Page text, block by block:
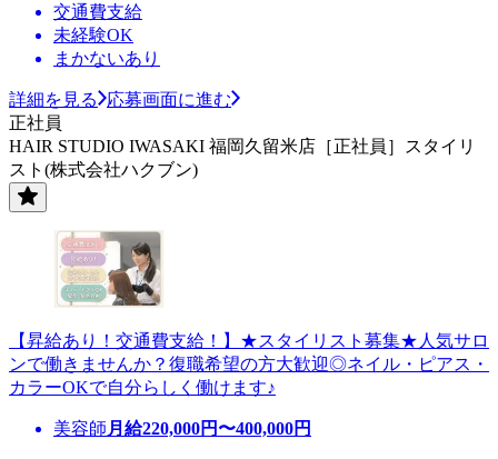
交通費支給
未経験OK
まかないあり
詳細を見る
応募画面に進む
正社員
HAIR STUDIO IWASAKI 福岡久留米店［正社員］スタイリ
スト(株式会社ハクブン)
【昇給あり！交通費支給！】★スタイリスト募集★人気サロ
ンで働きませんか？復職希望の方大歓迎◎ネイル・ピアス・
カラーOKで自分らしく働けます♪
美容師 月給220,000円〜400,000円